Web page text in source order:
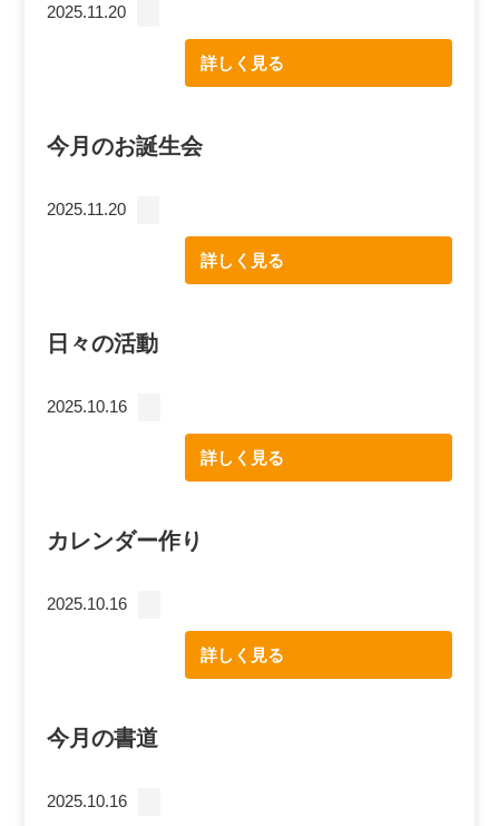
2025.11.20
詳しく見る
今月のお誕生会
2025.11.20
詳しく見る
日々の活動
2025.10.16
詳しく見る
カレンダー作り
2025.10.16
詳しく見る
今月の書道
2025.10.16